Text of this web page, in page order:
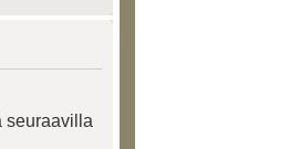
seuraavilla